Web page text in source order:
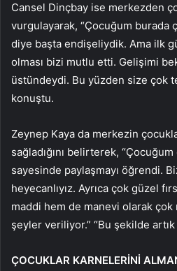
Cansel Dinçbay ise merkezden
vurgulayarak, “Çocuğum burada
diye başta endişeliydik. Ama ilk
olması bizi mutlu etti. Gelişimi
üstündeydi. Bu yüzden size çok
konuştu.
Zeynep Kaya da merkezin
sağladığını belirterek,
sayesinde paylaşmayı öğrendi.
heyecanlıyız. Ayrıca çok güzel
maddi hem de manevi olarak
şeyler veriliyor.” “Bu şekilde
ÇOCUKLAR KARNELERİNİ